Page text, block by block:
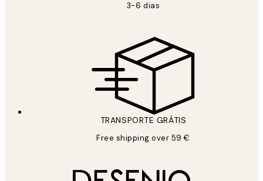
3-6 dias
TRANSPORTE GRÁTIS
Free shipping over 59 €